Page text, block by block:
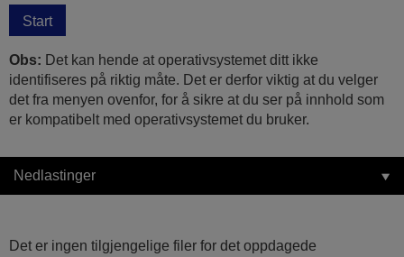
Start
Obs: Det kan hende at operativsystemet ditt ikke
identifiseres på riktig måte. Det er derfor viktig at du velger
det fra menyen ovenfor, for å sikre at du ser på innhold som
er kompatibelt med operativsystemet du bruker.
Nedlastinger
Det er ingen tilgjengelige filer for det oppdagede